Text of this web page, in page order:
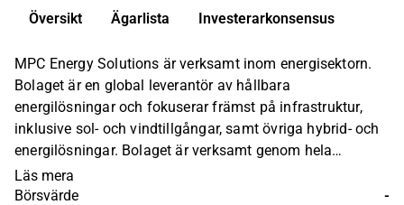
Översikt Ägarlista Investerarkonsensus
MPC Energy Solutions är verksamt inom energisektorn.
Bolaget är en global leverantör av hållbara
energilösningar och fokuserar främst på infrastruktur,
inklusive sol- och vindtillgångar, samt övriga hybrid- och
energilösningar. Bolaget är verksamt genom hela
projektets livscykel för förnybara lösningar, från tidig
utveckling till konstruktion och drift. Den huvudsakliga
Läs mera
Börsvärde
-